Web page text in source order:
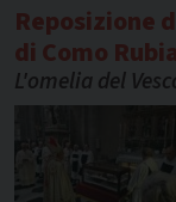
Reposizione
di Como
L'omelia del